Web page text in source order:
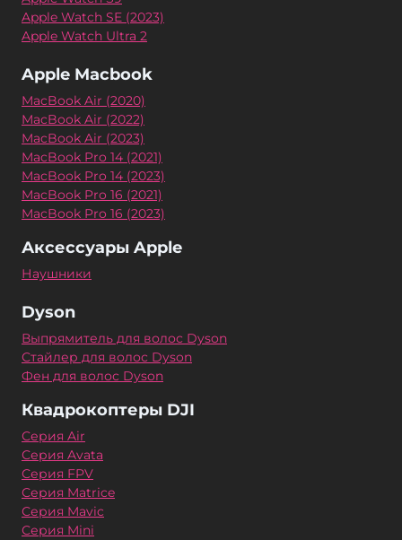
Apple Watch SE (2023)
Apple Watch Ultra 2
Apple Macbook
MacBook Air (2020)
MacBook Air (2022)
MacBook Air (2023)
MacBook Pro 14 (2021)
MacBook Pro 14 (2023)
MacBook Pro 16 (2021)
MacBook Pro 16 (2023)
Аксессуары Apple
Наушники
Dyson
Выпрямитель для волос Dyson
Стайлер для волос Dyson
Фен для волос Dyson
Квадрокоптеры DJI
Серия Air
Серия Avata
Серия FPV
Серия Matrice
Серия Mavic
Серия Mini